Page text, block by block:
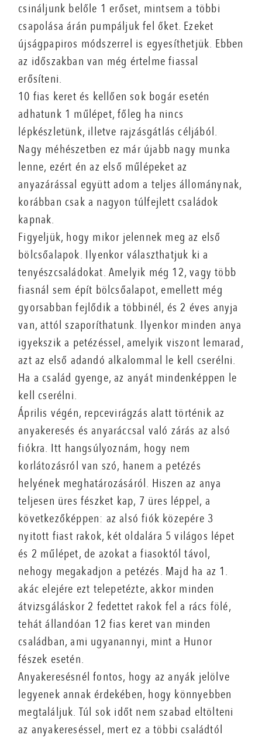
csináljunk belőle 1 erőset, mintsem a többi
csapolása árán pumpáljuk fel őket. Ezeket
újságpapiros módszerrel is egyesíthetjük. Ebben
az időszakban van még értelme fiassal
erősíteni.
10 fias keret és kellően sok bogár esetén
adhatunk 1 műlépet, főleg ha nincs
lépkészletünk, illetve rajzásgátlás céljából.
Nagy méhészetben ez már újabb nagy munka
lenne, ezért én az első műlépeket az
anyazárással együtt adom a teljes állománynak,
korábban csak a nagyon túlfejlett családok
kapnak.
Figyeljük, hogy mikor jelennek meg az első
bölcsőalapok. Ilyenkor választhatjuk ki a
tenyészcsaládokat. Amelyik még 12, vagy több
fiasnál sem épít bölcsőalapot, emellett még
gyorsabban fejlődik a többinél, és 2 éves anyja
van, attól szaporíthatunk. Ilyenkor minden anya
igyekszik a petézéssel, amelyik viszont lemarad,
azt az első adandó alkalommal le kell cserélni.
Ha a család gyenge, az anyát mindenképpen le
kell cserélni.
Április végén, repcevirágzás alatt történik az
anyakeresés és anyaráccsal való zárás az alsó
fiókra. Itt hangsúlyoznám, hogy nem
korlátozásról van szó, hanem a petézés
helyének meghatározásáról. Hiszen az anya
teljesen üres fészket kap, 7 üres léppel, a
következőképpen: az alsó fiók közepére 3
nyitott fiast rakok, két oldalára 5 világos lépet
és 2 műlépet, de azokat a fiasoktól távol,
nehogy megakadjon a petézés. Majd ha az 1.
akác elejére ezt telepetézte, akkor minden
átvizsgáláskor 2 fedettet rakok fel a rács fölé,
tehát állandóan 12 fias keret van minden
családban, ami ugyanannyi, mint a Hunor
fészek esetén.
Anyakeresésnél fontos, hogy az anyák jelölve
legyenek annak érdekében, hogy könnyebben
megtaláljuk. Túl sok időt nem szabad eltölteni
az anyakereséssel, mert ez a többi családtól